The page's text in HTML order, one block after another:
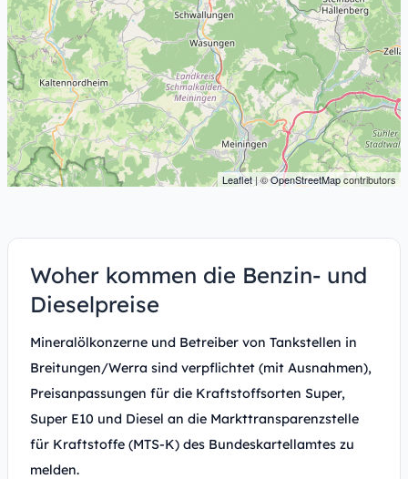
Leaflet| ©OpenStreetMapcontributors
Woher kommen die Benzin- und
Dieselpreise
Mineralölkonzerne und Betreiber von Tankstellen in
Breitungen/Werra sind verpflichtet (mit Ausnahmen),
Preisanpassungen für die Kraftstoffsorten Super,
Super E10 und Diesel an die Markttransparenzstelle
für Kraftstoffe (MTS-K) des Bundeskartellamtes zu
melden.